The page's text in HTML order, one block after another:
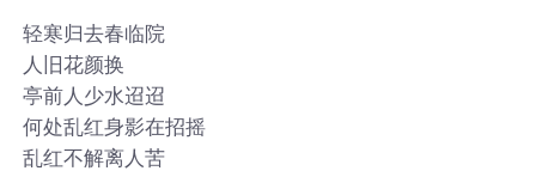
轻寒归去春临院
人旧花颜换
亭前人少水迢迢
何处乱红身影在招摇
乱红不解离人苦